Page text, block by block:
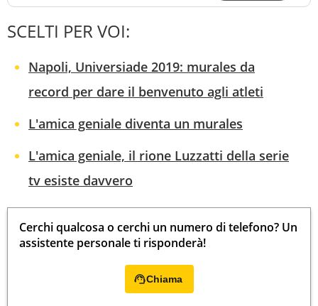
SCELTI PER VOI:
Napoli, Universiade 2019: murales da
record per dare il benvenuto agli atleti
L'amica geniale diventa un murales
L'amica geniale, il rione Luzzatti della serie
tv esiste davvero
Cerchi qualcosa o cerchi un numero di telefono? Un
assistente personale ti risponderà!
Chiama